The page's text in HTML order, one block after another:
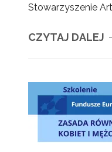
Stowarzyszenie
CZYTAJ DALEJ